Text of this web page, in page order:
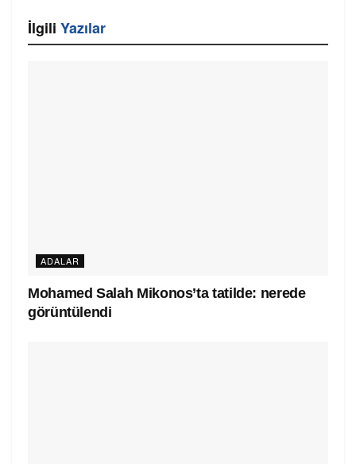
İlgili Yazılar
ADALAR
Mohamed Salah Mikonos’ta tatilde: nerede
görüntülendi